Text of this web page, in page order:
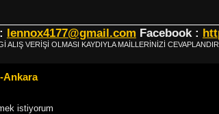
lennox4177@gmail.com Facebook :
ALIŞ VERİŞİ OLMASI KAYDIYLA MAİLLERİNİZİ
Ankara
istiyorum